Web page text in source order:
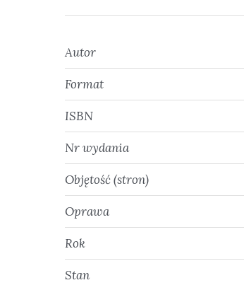
Autor
Format
ISBN
Nr wydania
Objętość (stron)
Oprawa
Rok
Stan